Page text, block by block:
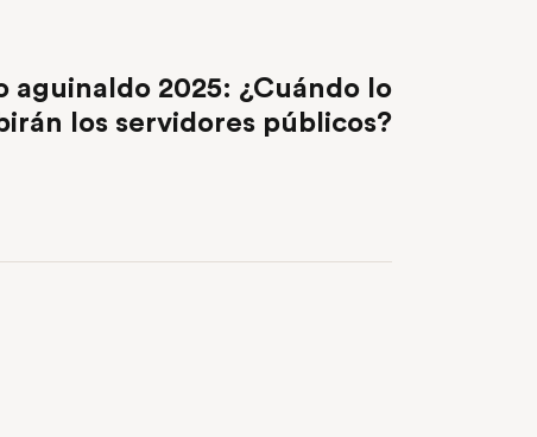
aguinaldo 2025: ¿Cuándo lo
los servidores públicos?